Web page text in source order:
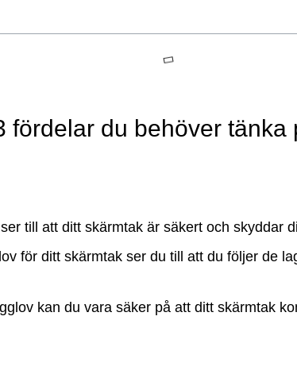
fördelar du behöver tänka
till att ditt skärmtak är säkert och skyddar
för ditt skärmtak ser du till att du följer de
kan du vara säker på att ditt skärmtak